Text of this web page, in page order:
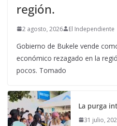
región.
2 agosto, 2026 El Independiente
Gobierno de Bukele vende
económico rezagado en la
pocos. Tomado
La purga
31 julio,